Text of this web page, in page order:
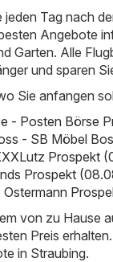
jeden Tag nach
Angebote
Garten. Alle
und sparen
Sie anfangen
- Posten Börse
- SB Möbel
Prospekt
Prospekt
Ostermann
von zu Hause
Preis
in Straubing.